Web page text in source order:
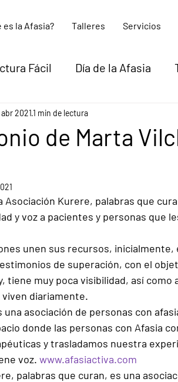
es la Afasia? Talleres Servicios
Fácil Día de la Afasia
Activa
de Marta
abr 20211 min de lectura
Asociación Kurere, palabras que
y voz a pacientes y personas que
unen sus recursos,
de superación, con el
tiene muy poca visibilidad, así como
diariamente.
una asociación de personas con
donde las personas con Afasia
y trasladamos nuestra
voz. www.afasiactiva.com
palabras que curan, es una